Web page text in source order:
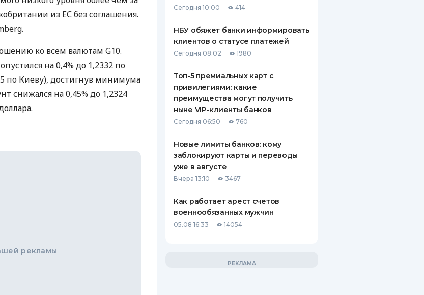
ЕЖЕМЕСЯЧНЫЙ ОБЗОР
БАНКОВСКИМ КАРТАМ
СТРАХОВАНИЮ
ВСЕ СТРАХОВЫЕ ПОЛИСЫ
ОТЗЫВЫ О СТРАХОВЫХ
КОМПАНИЯХ
из ЕС без соглашения.
ко всем валютам G10.
на 0,4% до 1,2332 по
по Киеву), достигнув минимума
снижался на 0,45% до 1,2324
рекламы
Сегодня 10:00 414
НБУ обяжет банки информировать
клиентов о статусе платежей
Сегодня 08:02 1980
Топ-5 премиальных карт с
привилегиями: какие
преимущества могут получить
ныне VIP-клиенты банков
Сегодня 06:50 760
Новые лимиты банков: кому
заблокируют карты и переводы
уже в августе
Вчера 13:10 3467
Как работает арест счетов
военнообязанных мужчин
05.08 16:33 14054